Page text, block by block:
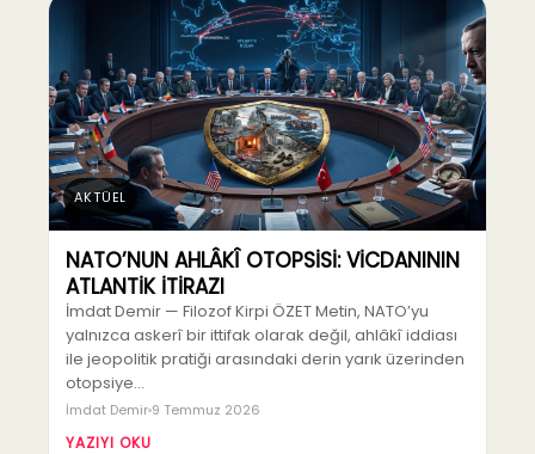
AKTÜEL
NATO’NUN AHLÂKÎ OTOPSİSİ: VİCDANININ
ATLANTİK İTİRAZI
İmdat Demir — Filozof Kirpi ÖZET Metin, NATO’yu
yalnızca askerî bir ittifak olarak değil, ahlâkî iddiası
ile jeopolitik pratiği arasındaki derin yarık üzerinden
otopsiye…
İmdat Demir 9 Temmuz 2026
YAZIYI OKU